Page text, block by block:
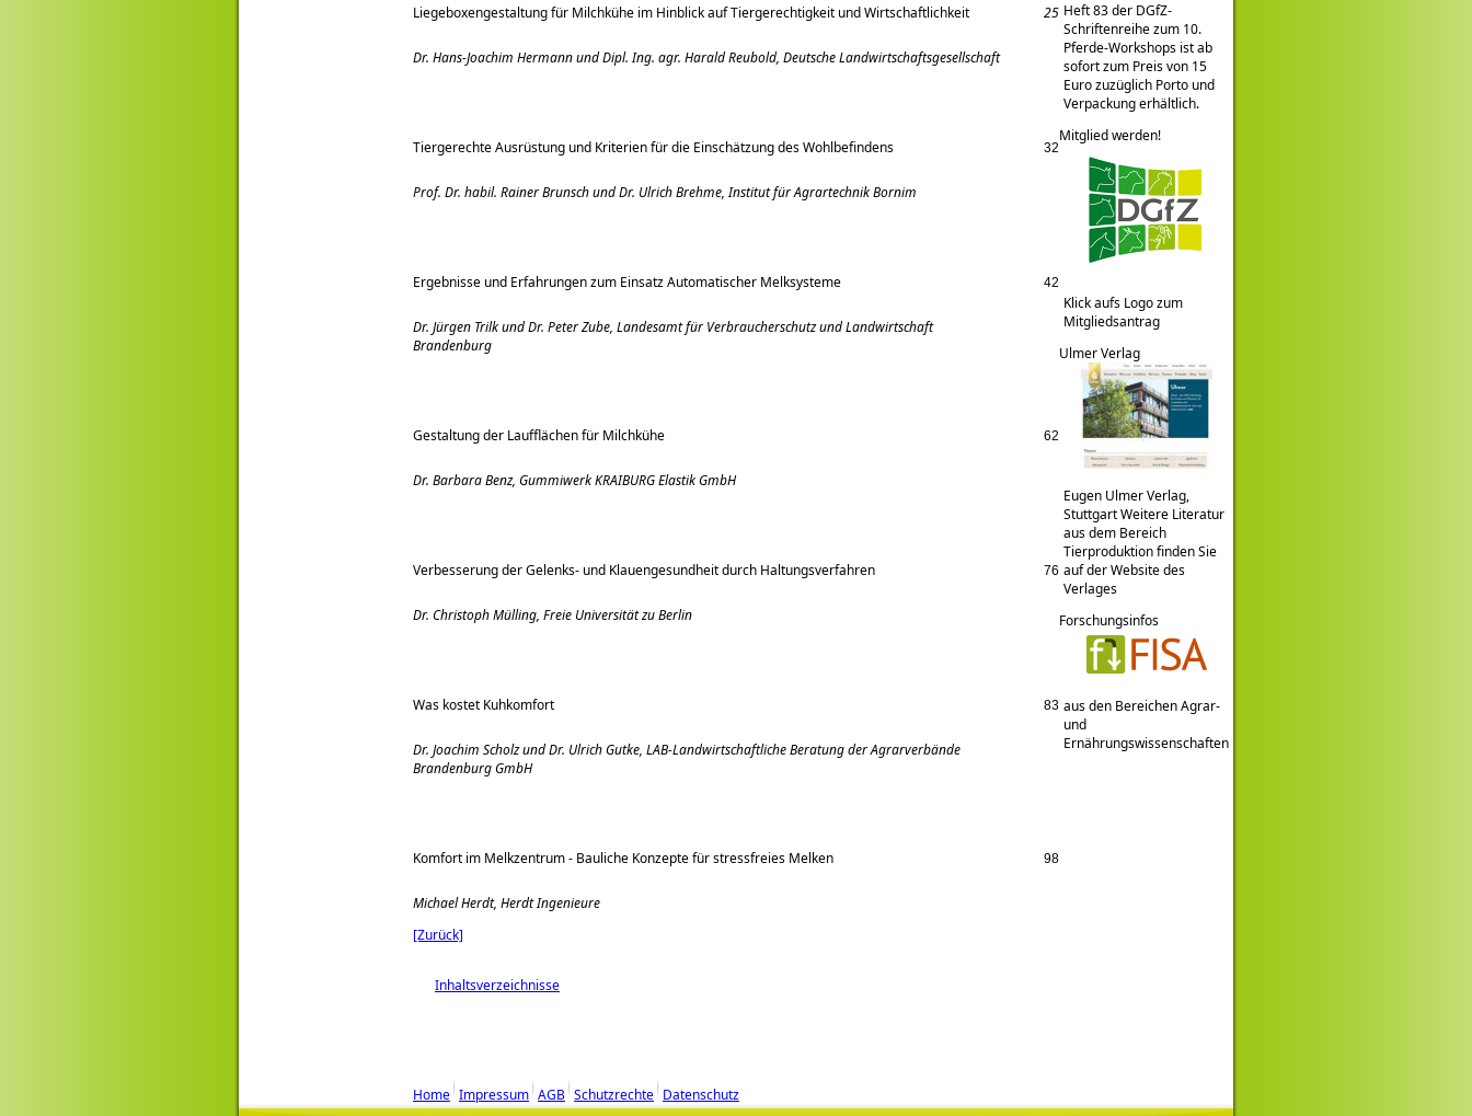
Liegeboxengestaltung für Milchkühe im Hinblick auf Tiergerechtigkeit und Wirtschaftlichkeit 25
Dr. Hans-Joachim Hermannund Dipl. Ing. agr. Harald Reubold, Deutsche Landwirtschaftsgesellschaft
Tiergerechte Ausrüstung und Kriterien für die Einschätzung des Wohlbefindens 32
Prof. Dr. habil. Rainer Brunsch und Dr. Ulrich Brehme, Institut für Agrartechnik Bornim
Ergebnisse und Erfahrungen zum Einsatz Automatischer Melksysteme 42
Dr. Jürgen Trilk und Dr. Peter Zube, Landesamt für Verbraucherschutz und Landwirtschaft
Brandenburg
Gestaltung der Laufflächen für Milchkühe 62
Dr. Barbara Benz, Gummiwerk KRAIBURG Elastik GmbH
Verbesserung der Gelenks- und Klauengesundheit durch Haltungsverfahren 76
Dr. Christoph Mülling, Freie Universität zu Berlin
Was kostet Kuhkomfort 83
Dr. Joachim Scholz und Dr. Ulrich Gutke, LAB-Landwirtschaftliche Beratung der Agrarverbände
Brandenburg GmbH
Komfort im Melkzentrum - Bauliche Konzepte für stressfreies Melken 98
Michael Herdt, Herdt Ingenieure
[Zurück]
Inhaltsverzeichnisse
Home Impressum AGB Schutzrechte Datenschutz
Heft 83 der DGfZ-
Schriftenreihe zum 10.
Pferde-Workshops ist ab
sofort zum Preis von 15
Euro zuzüglich Porto und
Verpackung erhältlich.
Mitglied werden!
Klick aufs Logo zum
Mitgliedsantrag
Ulmer Verlag
Eugen Ulmer Verlag,
Stuttgart Weitere Literatur
aus dem Bereich
Tierproduktion finden Sie
auf der Website des
Verlages
Forschungsinfos
aus den Bereichen Agrar-
und
Ernährungswissenschaften